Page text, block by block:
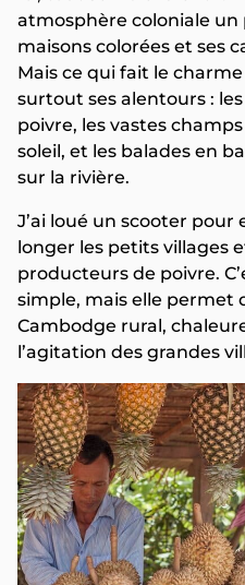
atmosphère coloniale un
maisons colorées et ses
Mais ce qui fait le
surtout ses alentours :
poivre, les vastes
soleil, et les balades en
sur la rivière.
J’ai loué un scooter
longer les petits villages
producteurs de poivre.
simple, mais elle permet
Cambodge rural,
l’agitation des grandes